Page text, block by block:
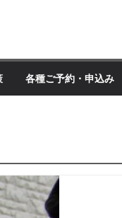
各種ご予約・申込み